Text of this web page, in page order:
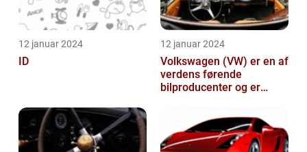
12 januar 2024
ID
12 januar 2024
Volkswagen (VW) er en af
verdens førende
bilproducenter og er
kvalitetsbiler til...